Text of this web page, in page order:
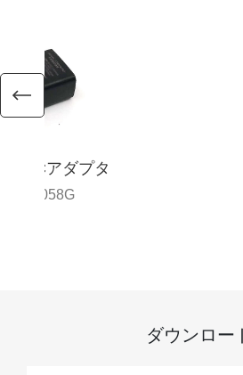
用ACアダプタ
900058G
ダウンロー